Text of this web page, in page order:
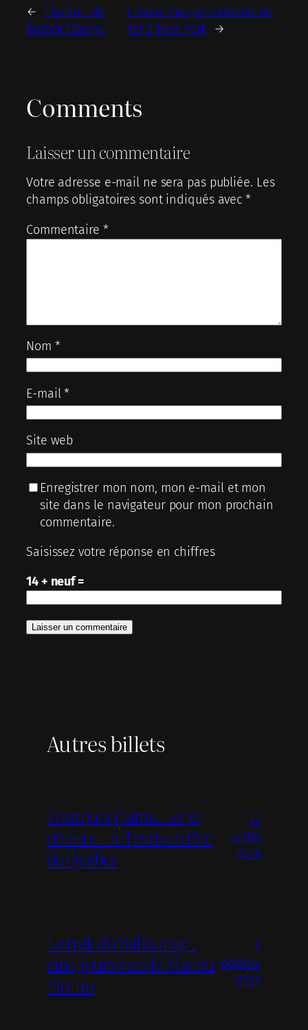
←
Élection de
Barack Obama
Choeur Gospel Célébration
1er à New York →
Comments
Laisser un commentaire
Votre adresse e-mail ne sera pas publiée. Les
champs obligatoires sont indiqués avec*
Commentaire *
Nom *
E-mail*
Site web
Enregistrer mon nom, mon e-mail et mon
site dans le navigateur pour mon prochain
commentaire.
Saisissez votre réponse en chiffres
14 + neuf =
Autres billets
Pourquoi j’aime… et je
déteste… le Festival d’été
de Québec
22
juillet
2026
Le trek du Salkantay :
cinq jours vers le Machu
Picchu
5
octobre
2025